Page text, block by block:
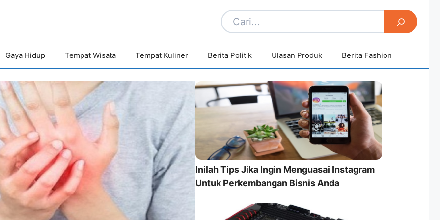
Gaya Hidup Tempat Wisata Tempat Kuliner Berita Politik Ulasan Produk Berita Fashion
Inilah Tips Jika Ingin Menguasai Instagram
Untuk Perkembangan Bisnis Anda